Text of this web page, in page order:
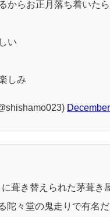
佛寺(五條市)｜奈良県
い
しみ